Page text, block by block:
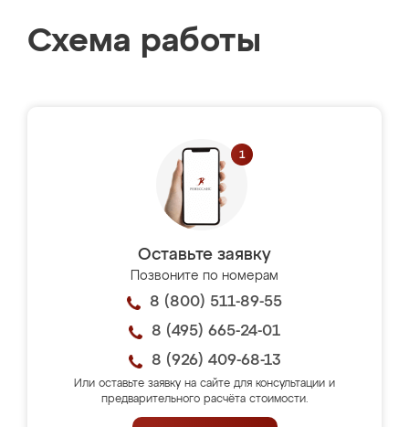
Схема работы
Оставьте заявку
Позвоните по номерам
8 (800) 511-89-55
8 (495) 665-24-01
8 (926) 409-68-13
Или оставьте заявку на сайте для консультации и
предварительного расчёта стоимости.